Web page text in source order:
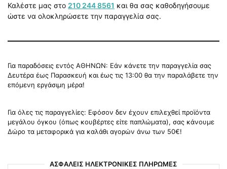
Καλέστε μας στο 210 244 8561 και θα σας καθοδηγήσουμε
ώστε να ολοκληρώσετε την παραγγελία σας.
Για παραδόσεις εντός ΑΘΗΝΩΝ: Εάν κάνετε την παραγγελία σας
Δευτέρα έως Παρασκευή και έως τις 13:00 θα την παραλάβετε την
επόμενη εργάσιμη μέρα!
Για όλες τις παραγγελίες: Εφόσον δεν έχουν επιλεχθεί προϊόντα
μεγάλου όγκου (όπως κουβέρτες είτε παπλώματα), σας κάνουμε
Δώρο τα μεταφορικά για καλάθι αγορών άνω των 50€!
ΑΣΦΑΛΕΙΣ ΗΛΕΚΤΡΟΝΙΚΕΣ ΠΛΗΡΩΜΕΣ